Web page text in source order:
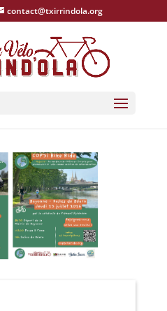
contact@txirrindola.org